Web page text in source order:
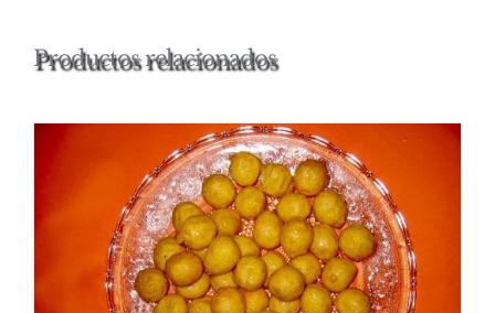
Productos relacionados